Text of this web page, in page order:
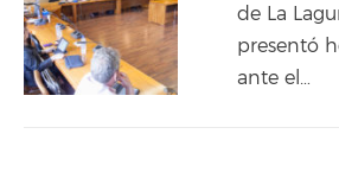
de La
presentó
ante el…